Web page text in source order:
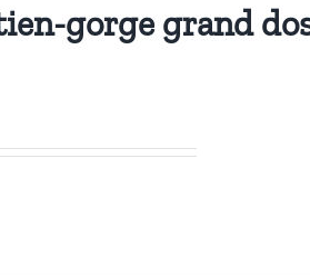
gorge grand